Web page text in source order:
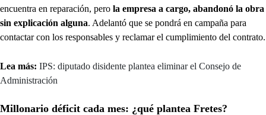
encuentra en reparación, pero la empresa a cargo, abandonó la obra
sin explicación alguna. Adelantó que se pondrá en campaña para
contactar con los responsables y reclamar el cumplimiento del contrato.
Lea más: IPS: diputado disidente plantea eliminar el Consejo de
Administración
Millonario déficit cada mes: ¿qué plantea Fretes?